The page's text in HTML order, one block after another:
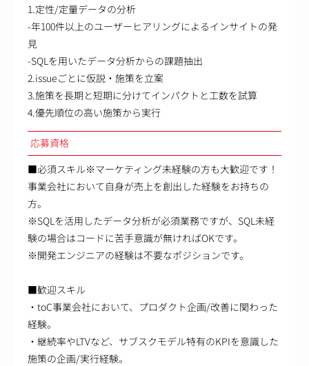
1.定性/定量データの分析
-年100件以上のユーザーヒアリングによるインサイトの発
見
-SQLを用いたデータ分析からの課題抽出
2.issueごとに仮説・施策を立案
3.施策を長期と短期に分けてインパクトと工数を試算
4.優先順位の高い施策から実行
応募資格
■必須スキル※マーケティング未経験の方も大歓迎です！
事業会社において自身が売上を創出した経験をお持ちの
方。
※SQLを活用したデータ分析が必須業務ですが、SQL未経
験の場合はコードに苦手意識が無ければOKです。
※開発エンジニアの経験は不要なポジションです。
■歓迎スキル
・toC事業会社において、プロダクト企画/改善に関わった
経験。
・継続率やLTVなど、サブスクモデル特有のKPIを意識した
施策の企画/実行経験。